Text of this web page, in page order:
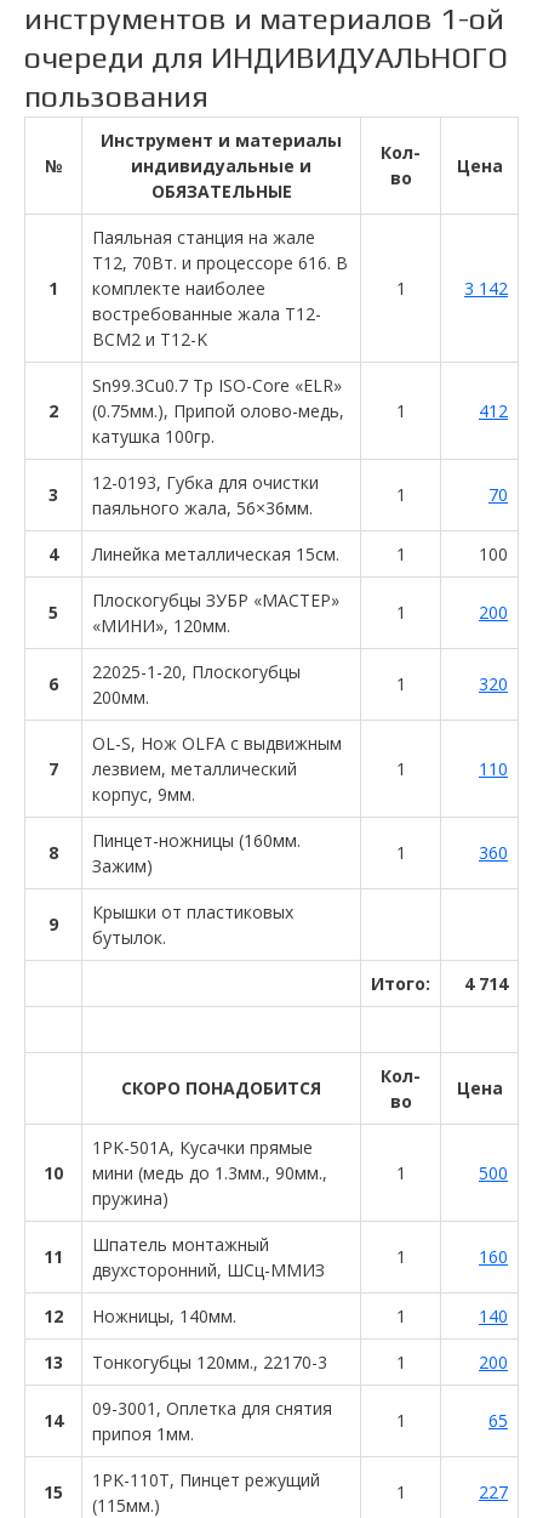
инструментов и материалов 1-ой
очереди для ИНДИВИДУАЛЬНОГО
пользования
№
Инструмент и материалы
индивидуальные и
ОБЯЗАТЕЛЬНЫЕ
Кол-
во
Цена
1
Паяльная станция на жале
T12, 70Вт. и процессоре 616. В
комплекте наиболее
востребованные жала T12-
BCM2 и T12-K
1 3 142
2
Sn99.3Cu0.7 Тр ISO-Core «ELR»
(0.75мм.), Припой олово-медь,
катушка 100гр.
1 412
3
12-0193, Губка для очистки
паяльного жала, 56×36мм.
1 70
4 Линейка металлическая 15см. 1 100
5
Плоскогубцы ЗУБР «МАСТЕР»
«МИНИ», 120мм.
1 200
6
22025-1-20, Плоскогубцы
200мм.
1 320
7
OL-S, Нож OLFA с выдвижным
лезвием, металлический
корпус, 9мм.
1 110
8
Пинцет-ножницы (160мм.
Зажим)
1 360
9
Крышки от пластиковых
бутылок.
Итого:
4 714
СКОРО ПОНАДОБИТСЯ
Кол-
во
Цена
10
1PK-501A, Кусачки прямые
мини (медь до 1.3мм., 90мм.,
пружина)
1 500
11
Шпатель монтажный
двухсторонний, ШСц-ММИЗ
1 160
12 Ножницы, 140мм. 1
140
13
Тонкогубцы 120мм., 22170-3 1 200
14
09-3001, Оплетка для снятия
припоя 1мм.
1 65
15
1PK-110T, Пинцет режущий
(115мм.)
1 227